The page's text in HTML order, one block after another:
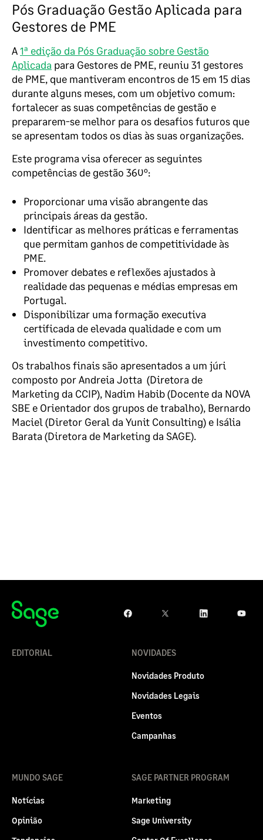
Pós Graduação Gestão Aplicada para
Gestores de PME
A1ª edição da Pós Graduação sobre Gestão
Aplicada para Gestores de PME, reuniu 31 gestores
de PME, que mantiveram encontros de 15 em 15 dias
durante alguns meses, com um objetivo comum:
fortalecer as suas competências de gestão e
prepararem-se melhor para os desafios futuros que
se apresentam todos os dias às suas organizações.
Este programa visa oferecer as seguintes
competências de gestão 360º:
Proporcionar uma visão abrangente das
principais áreas da gestão.
Identificar as melhores práticas e ferramentas
que permitam ganhos de competitividade às
PME.
Promover debates e reflexões ajustados à
realidade das pequenas e médias empresas em
Portugal.
Disponibilizar uma formação executiva
certificada de elevada qualidade e com um
investimento competitivo.
Os trabalhos finais são apresentados a um júri
composto por Andreia Jotta (Diretora de
Marketing da CCIP), Nadim Habib (Docente da NOVA
SBE e Orientador dos grupos de trabalho), Bernardo
Maciel (Diretor Geral da Yunit Consulting) e Isália
Barata (Diretora de Marketing da SAGE).
EDITORIAL NOVIDADES
Novidades Produto
Novidades Legais
Eventos
Campanhas
MUNDO SAGE
Notícias
Opinião
SAGE PARTNER PROGRAM
Marketing
Sage University